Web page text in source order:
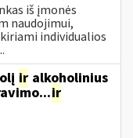
iš įmonės
naudojimui,
individualios
ir alkoholinius
ir